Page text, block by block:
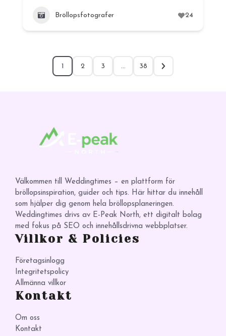
Bröllopsfotografer 24
1 2 3 … 38
Välkommen till Weddingtimes – en plattform för
bröllopsinspiration, guider och tips. Här hittar du innehåll
som hjälper dig genom hela bröllopsplaneringen.
Weddingtimes drivs av E-Peak North, ett digitalt bolag
med fokus på SEO och innehållsdrivna webbplatser.
Villkor & Policies
Företagsinlogg
Integritetspolicy
Allmänna villkor
Kontakt
Om oss
Kontakt